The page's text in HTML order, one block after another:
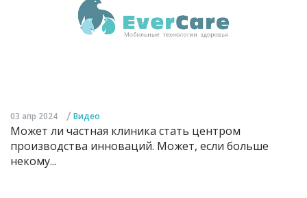
03 апр 2024 / Видео
Может ли частная клиника стать центром
производства инноваций. Может, если больше
некому...